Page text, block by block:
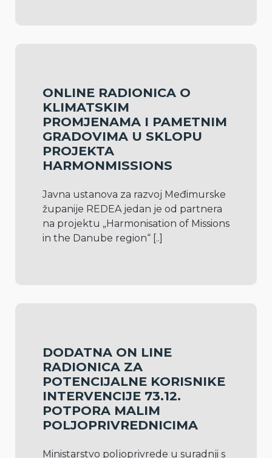
ONLINE RADIONICA O
KLIMATSKIM
PROMJENAMA I PAMETNIM
GRADOVIMA U SKLOPU
PROJEKTA
HARMONMISSIONS
Javna ustanova za razvoj Međimurske
županije REDEA jedan je od partnera
na projektu „Harmonisation of Missions
in the Danube region“ [..]
DODATNA ON LINE
RADIONICA ZA
POTENCIJALNE KORISNIKE
INTERVENCIJE 73.12.
POTPORA MALIM
POLJOPRIVREDNICIMA
Ministarstvo poljoprivrede u suradnji s